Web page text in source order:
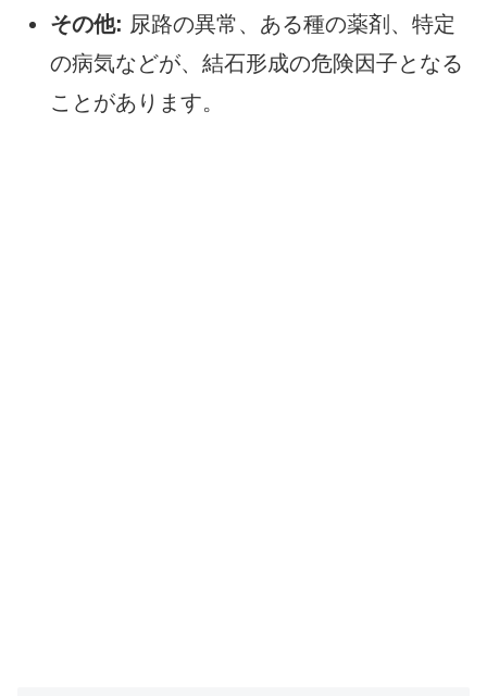
その他: 尿路の異常、ある種の薬剤、特定
の病気などが、結石形成の危険因子となる
ことがあります。